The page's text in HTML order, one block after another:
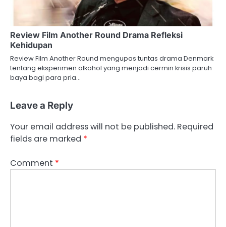
Review Film Another Round Drama Refleksi
Kehidupan
Review Film Another Round mengupas tuntas drama Denmark
tentang eksperimen alkohol yang menjadi cermin krisis paruh
baya bagi para pria…
Leave a Reply
Your email address will not be published. Required
fields are marked *
Comment *